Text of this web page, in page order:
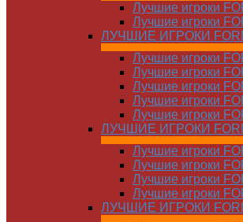
Лучшие игроки
Лучшие игроки
ЛУЧШИЕ ИГРОКИ
Лучшие игроки
Лучшие игроки
Лучшие игроки
Лучшие игроки
Лучшие игроки
ЛУЧШИЕ ИГРОКИ
Лучшие игроки
Лучшие игроки
Лучшие игроки
Лучшие игроки
ЛУЧШИЕ ИГРОКИ